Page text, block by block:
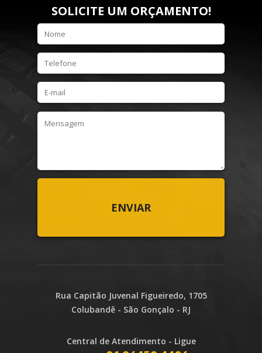
SOLICITE UM ORÇAMENTO!
Rua Capitão Juvenal Figueiredo, 1705
Colubandê - São Gonçalo - RJ
Central de Atendimento - Ligue